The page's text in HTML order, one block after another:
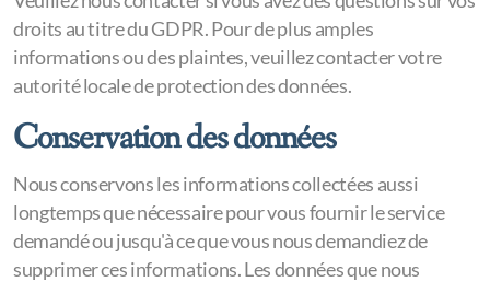
droits au titre du GDPR. Pour de plus amples
informations ou des plaintes, veuillez contacter votre
autorité locale de protection des données.
Conservation des données
Nous conservons les informations collectées aussi
longtemps que nécessaire pour vous fournir le service
demandé ou jusqu'à ce que vous nous demandiez de
supprimer ces informations. Les données que nous